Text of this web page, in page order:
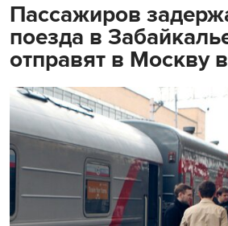
Пассажиров
поезда в
отправят в Москву